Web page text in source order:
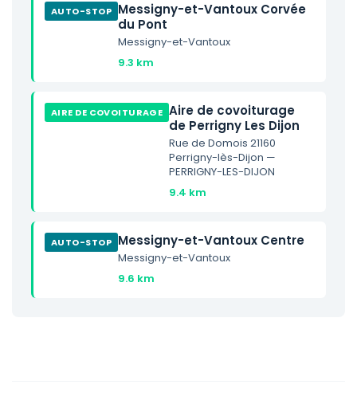
AUTO-STOP Messigny-et-Vantoux Corvée
du Pont
Messigny-et-Vantoux
9.3 km
AIRE DE COVOITURAGE Aire de covoiturage
de Perrigny Les Dijon
Rue de Domois 21160
Perrigny-lès-Dijon —
PERRIGNY-LES-DIJON
9.4 km
AUTO-STOP Messigny-et-Vantoux Centre
Messigny-et-Vantoux
9.6 km